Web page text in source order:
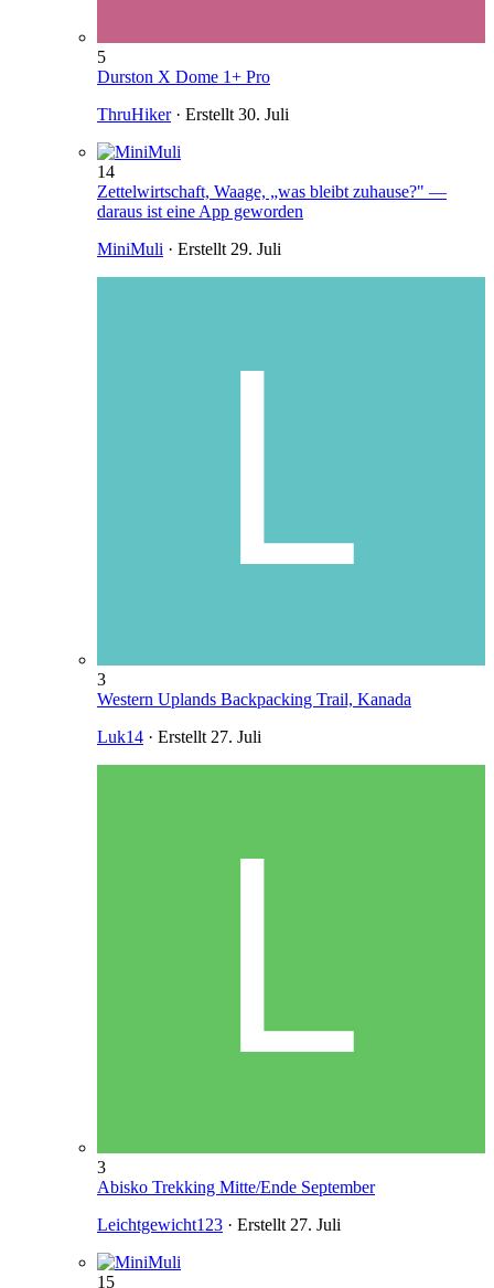
5
Durston X Dome 1+ Pro
ThruHiker· Erstellt 30. Juli
14
Zettelwirtschaft, Waage, „was bleibt zuhause?" —
daraus ist eine App geworden
MiniMuli · Erstellt 29. Juli
3
Western Uplands Backpacking Trail, Kanada
Luk14 · Erstellt 27. Juli
3
Abisko Trekking Mitte/Ende September
Leichtgewicht123 · Erstellt 27. Juli
15